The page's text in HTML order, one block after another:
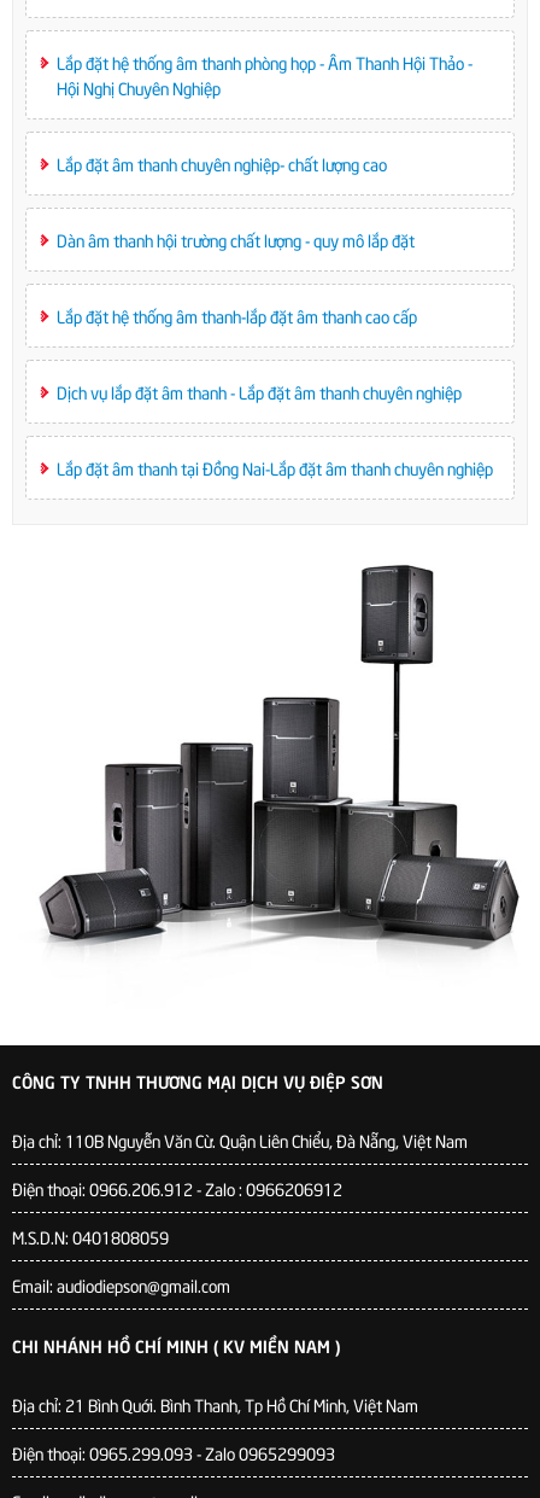
Lắp đặt hệ thống âm thanh phòng họp - Âm Thanh Hội Thảo -
Hội Nghị Chuyên Nghiệp
Lắp đặt âm thanh chuyên nghiệp- chất lượng cao
Dàn âm thanh hội trường chất lượng - quy mô lắp đặt
Lắp đặt hệ thống âm thanh-lắp đặt âm thanh cao cấp
Dịch vụ lắp đặt âm thanh - Lắp đặt âm thanh chuyên nghiệp
Lắp đặt âm thanh tại Đồng Nai-Lắp đặt âm thanh chuyên nghiệp
CÔNG TY TNHH THƯƠNG MẠI DỊCH VỤ ĐIỆP SƠN
Địa chỉ: 110B Nguyễn Văn Cừ. Quận Liên Chiểu, Đà Nẵng, Việt Nam
Điện thoại: 0966.206.912 - Zalo : 0966206912
M.S.D.N: 0401808059
Email: audiodiepson@gmail.com
CHI NHÁNH HỒ CHÍ MINH ( KV MIỀN NAM )
Địa chỉ: 21 Bình Quới. Bình Thanh, Tp Hồ Chí Minh, Việt Nam
Điện thoại: 0965.299.093 - Zalo 0965299093